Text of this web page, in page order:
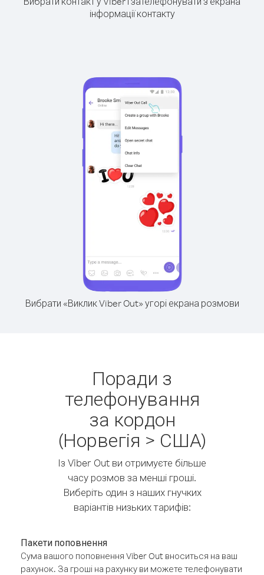
інформації контакту
Вибрати «Виклик Viber Out» угорі екрана розмови
Поради з
телефонування
за кордон
(Норвегія > США)
Із Viber Out ви отримуєте більше
часу розмов за менші гроші.
Виберіть один з наших гнучких
варіантів низьких тарифів:
Пакети поповнення
Сума вашого поповнення Viber Out вноситься на ваш
рахунок. За гроші на рахунку ви можете телефонувати